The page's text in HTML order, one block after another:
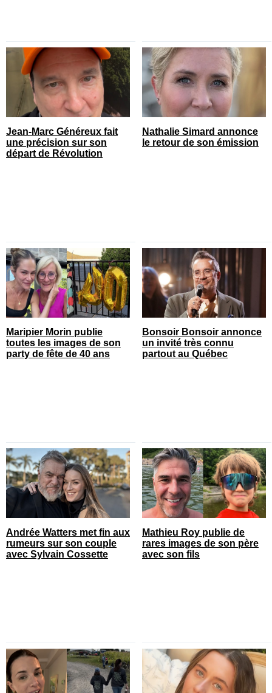
Jean-Marc Généreux fait
une précision sur son
départ de Révolution
Nathalie Simard annonce
le retour de son émission
Maripier Morin publie
toutes les images de son
party de fête de 40 ans
Bonsoir Bonsoir annonce
un invité très connu
partout au Québec
Andrée Watters met fin aux
rumeurs sur son couple
avec Sylvain Cossette
Mathieu Roy publie de
rares images de son père
avec son fils